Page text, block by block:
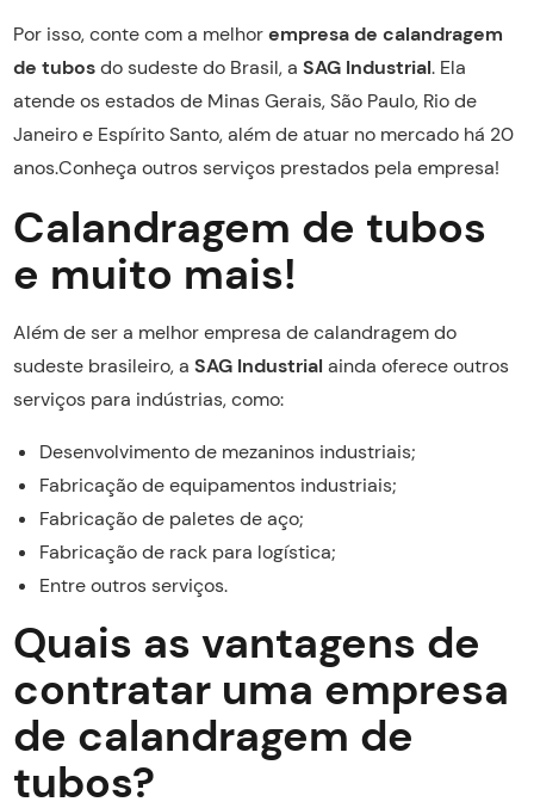
Por isso, conte com a melhorempresa de calandragem
de tubosdo sudeste do Brasil, a SAG Industrial. Ela
atende os estados de Minas Gerais, São Paulo, Rio de
Janeiro e Espírito Santo, além de atuar no mercado há 20
anos.Conheça outros serviços prestados pela empresa!
Calandragem de tubos
e muito mais!
Além de ser a melhor empresa de calandragem do
sudeste brasileiro, a SAG Industrial ainda oferece outros
serviços para indústrias, como:
Desenvolvimento de mezaninos industriais;
Fabricação de equipamentos industriais;
Fabricação de paletes de aço;
Fabricação de rack para logística;
Entre outros serviços.
Quais as vantagens de
contratar uma empresa
de calandragem de
tubos?